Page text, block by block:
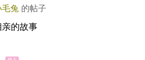
毛兔
的故事